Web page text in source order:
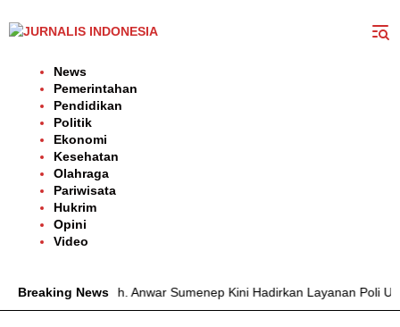
ke
News
Pemerintahan
Pendidikan
Politik
Ekonomi
Kesehatan
Olahraga
Pariwisata
Hukrim
Opini
Video
Breaking News
dr. H. Moh. Anwar Sumenep Kini Hadirkan Layanan Poli Urologi